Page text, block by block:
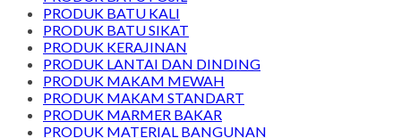
PRODUK BATU KALI
PRODUK BATU SIKAT
PRODUK KERAJINAN
PRODUK LANTAI DAN DINDING
PRODUK MAKAM MEWAH
PRODUK MAKAM STANDART
PRODUK MARMER BAKAR
PRODUK MATERIAL BANGUNAN